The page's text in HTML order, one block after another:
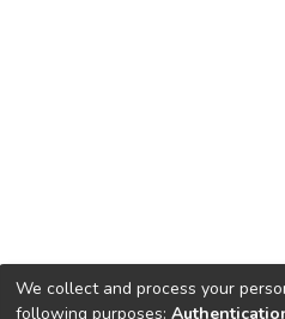
We collect and process your
following purposes: